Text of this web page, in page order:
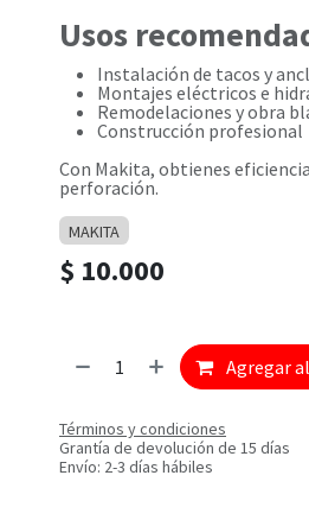
Usos
Instalación de tacos y
Montajes eléctricos e
Remodelaciones y obra
Construcción profesional
Con Makita, obtienes
perforación.
MAKITA
$ 10.000
Agregar
Términos y condiciones
Grantía de devolución de 15 días
Envío: 2-3 días hábiles